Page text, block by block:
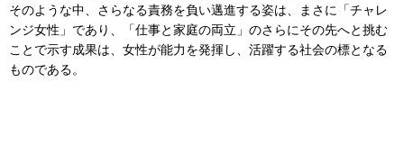
そのような中、さらなる責務を負い邁進する姿は、まさに「チャレ
ンジ女性」であり、「仕事と家庭の両立」のさらにその先へと挑む
ことで示す成果は、女性が能力を発揮し、活躍する社会の標となる
ものである。